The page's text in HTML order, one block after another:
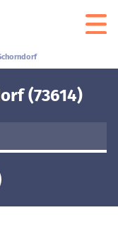
(73614)